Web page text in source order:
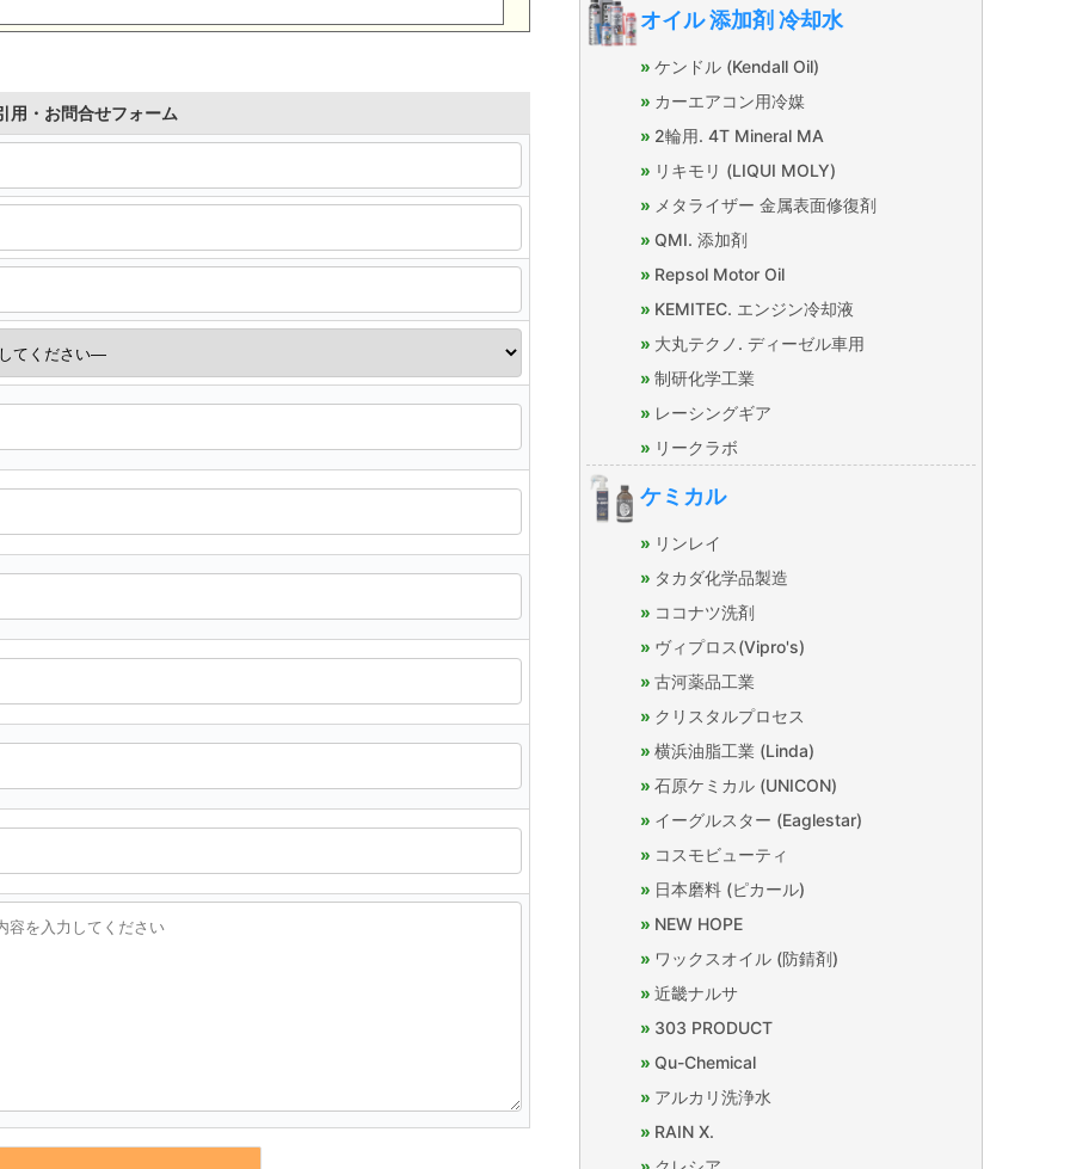
用・お問合せフォーム
オイル 添加剤 冷却水
ケンドル (Kendall Oil)
カーエアコン用冷媒
2輪用. 4T Mineral MA
リキモリ (LIQUI MOLY)
メタライザー 金属表面修復剤
QMI. 添加剤
Repsol Motor Oil
KEMITEC. エンジン冷却液
大丸テクノ. ディーゼル車用
制研化学工業
レーシングギア
リークラボ
ケミカル
リンレイ
タカダ化学品製造
ココナツ洗剤
ヴィプロス(Vipro's)
古河薬品工業
クリスタルプロセス
横浜油脂工業 (Linda)
石原ケミカル (UNICON)
イーグルスター (Eaglestar)
コスモビューティ
日本磨料 (ピカール)
NEW HOPE
ワックスオイル (防錆剤)
近畿ナルサ
303 PRODUCT
Qu-Chemical
アルカリ洗浄水
RAIN X.